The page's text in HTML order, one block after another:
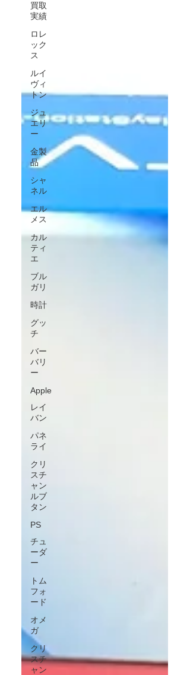
買取
実績
ロレ
ック
ス
ルイ
ヴィ
トン
ジュ
エリ
ー
金製
品
シャ
ネル
エル
メス
カル
ティ
エ
ブル
ガリ
時計
グッ
チ
バー
バリ
ー
Apple
レイ
バン
パネ
ライ
クリ
スチ
ャン
ルブ
タン
PS
チュ
ーダ
ー
トム
フォ
ード
オメ
ガ
クリ
スチ
ャン